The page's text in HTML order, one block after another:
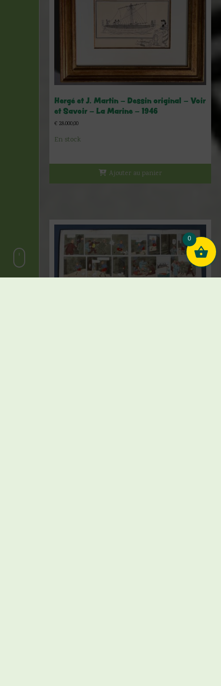
Hergé et J. Martin – Dessin original – Voir
et Savoir – La Marine – 1946
€ 28.000,00
En stock
Ajouter au panier
0